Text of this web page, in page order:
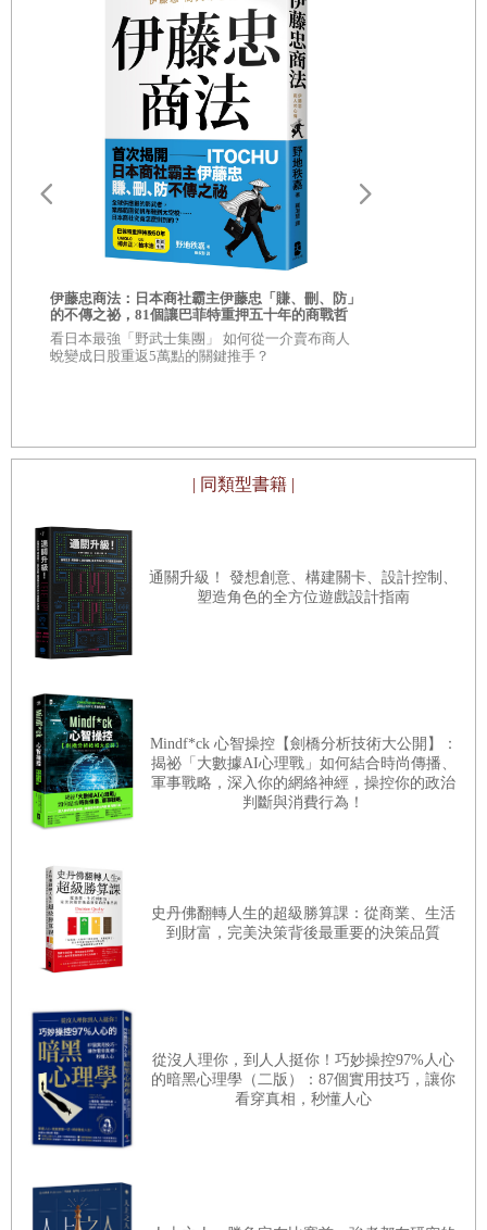
它、讓台灣變得更好？
台灣社會往往是指出問題的人多，解決問題的人少。因為我
們很多人對自己不夠有信心，覺得靠自己無法開創新局，也
無法造成改變。這樣的趨勢如果繼續下去，大家只會一直聽
到台灣越來越多的問題，卻都沒有被解決。久而久之，就對
台灣失去了信心，對未來也失去了希望。
我們不能再繼續這樣下去，我們必須有所改變。
人在自己的生命都能成為有行動力的個體，願意認真的面對
我們生命中的各種問題與挑戰，也願意努力去促成自己的改
變並突破極限，那由如此有行動力的個體所組成的台灣社
會，才會有希望。
除了有人抱怨問題之外，也有更多的人願意採取行動來解決
覺得這事該做？做，就對了！
台大電機系教授、PaGamO共同創辦人 葉丙成
自序
行動是軟弱的良藥，勇敢是膽怯的妙方
這是我的第七本書，過去曾感謝許多幫助過我的人，今天想
好好感謝自己、辛苦卻豐碩的自己。
從小我就是個膽小的人，害怕游泳、害怕告白、害怕說話、
害怕窮困，沒有嘗試過的事物都很膽怯。
在逐漸「累積小成功，創造大成就」的辛酸背後，我有著一
套經典哲學：
台人生的重要指引。外型並不出眾、沒有女朋友的我，不但
沒有自暴自棄，更積極發展天賦：領導與演講。那段日子
裡，做了許多嘗試，參選、演說、帶領團隊、活動主持，雖
然現在看來有些可笑，卻也為我的職場人生，預先擘劃一條
那時我就知道，抱怨別人長的比你帥是沒有用的，「
跌到，從隔壁跑道站起來
伊藤忠商法：日本商社霸主伊藤忠「賺、刪、防」
的不傳之祕，81個讓巴菲特重押五十年的商戰哲
學
看日本最強「野武士集團」 如何從一介賣布商人
蛻變成日股重返5萬點的關鍵推手？
| 同類型書籍 |
通關升級！ 發想創意、構建關卡、設計控制、
塑造角色的全方位遊戲設計指南
Mindf*ck 心智操控【劍橋分析技術大公開】：
揭祕「大數據AI心理戰」如何結合時尚傳播、
軍事戰略，深入你的網絡神經，操控你的政治
判斷與消費行為！
史丹佛翻轉人生的超級勝算課：從商業、生活
到財富，完美決策背後最重要的決策品質
從沒人理你，到人人挺你！巧妙操控97%人心
的暗黑心理學（二版）：87個實用技巧，讓你
看穿真相，秒懂人心